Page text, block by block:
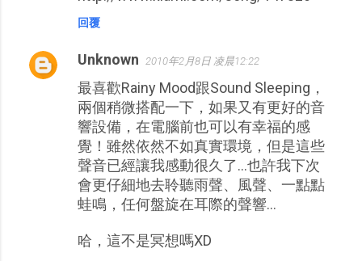
回覆
Unknown 2010年2月8日 凌晨12:22
最喜歡Rainy Mood跟Sound Sleeping，
兩個稍微搭配一下，如果又有更好的音
響設備，在電腦前也可以有幸福的感
覺！雖然依然不如真實環境，但是這些
聲音已經讓我感動很久了...也許我下次
會更仔細地去聆聽雨聲、風聲、一點點
蛙鳴，任何盤旋在耳際的聲響...
哈，這不是冥想嗎XD